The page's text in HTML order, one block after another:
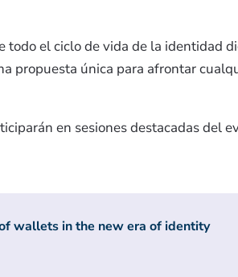
todo el ciclo de vida de la identidad
propuesta única para afrontar
en sesiones destacadas del
wallets in the new era of identity